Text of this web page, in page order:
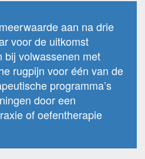
aan na drie
voor de uitkomst
bij volwassenen met
rugpijn voor één van de
programma’s
door een
of oefentherapie